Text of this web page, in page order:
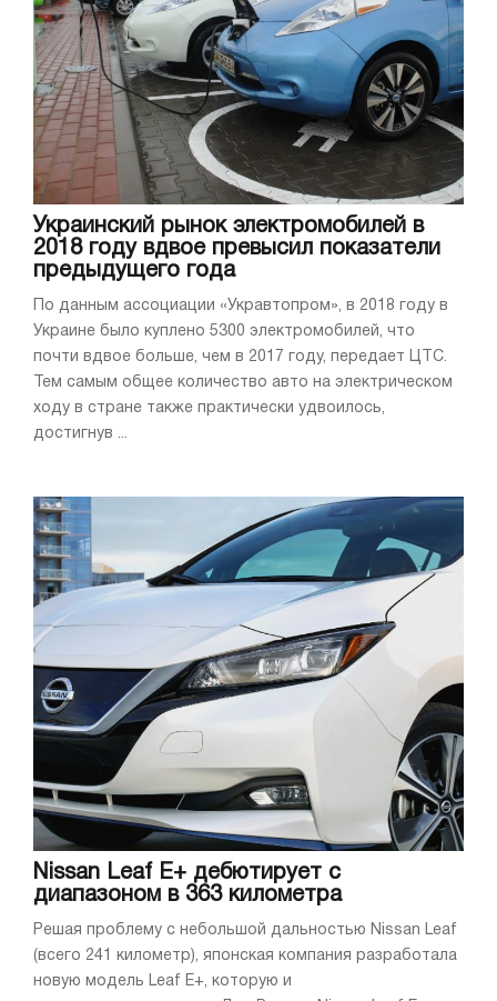
Украинский рынок электромобилей в
2018 году вдвое превысил показатели
предыдущего года
По данным ассоциации «Укравтопром», в 2018 году в
Украине было куплено 5300 электромобилей, что
почти вдвое больше, чем в 2017 году, передает ЦТС.
Тем самым общее количество авто на электрическом
ходу в стране также практически удвоилось,
достигнув ...
Nissan Leaf E+ дебютирует с
диапазоном в 363 километра
Решая проблему с небольшой дальностью Nissan Leaf
(всего 241 километр), японская компания разработала
новую модель Leaf E+, которую и